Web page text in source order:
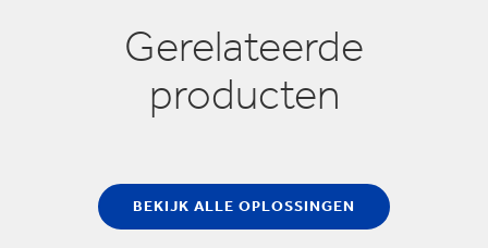
Gerelateerde
producten
BEKIJK ALLE OPLOSSINGEN